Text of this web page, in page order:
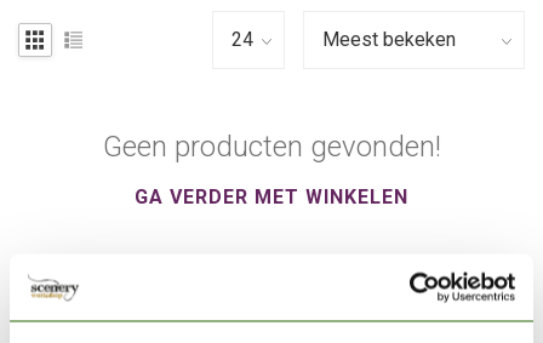
Geen producten gevonden!
GA VERDER MET WINKELEN